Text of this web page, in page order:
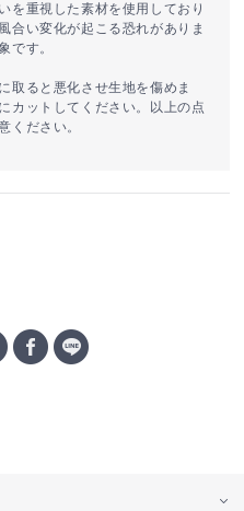
を重視した素材を使用しており
合い変化が起こる恐れがありま
です。
取ると悪化させ生地を傷めま
カットしてください。以上の点
ください。